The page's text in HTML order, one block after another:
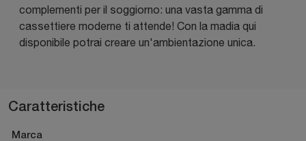
complementi per il soggiorno: una vasta gamma di
cassettiere moderne ti attende! Con la madia qui
disponibile potrai creare un'ambientazione unica.
Caratteristiche
Marca